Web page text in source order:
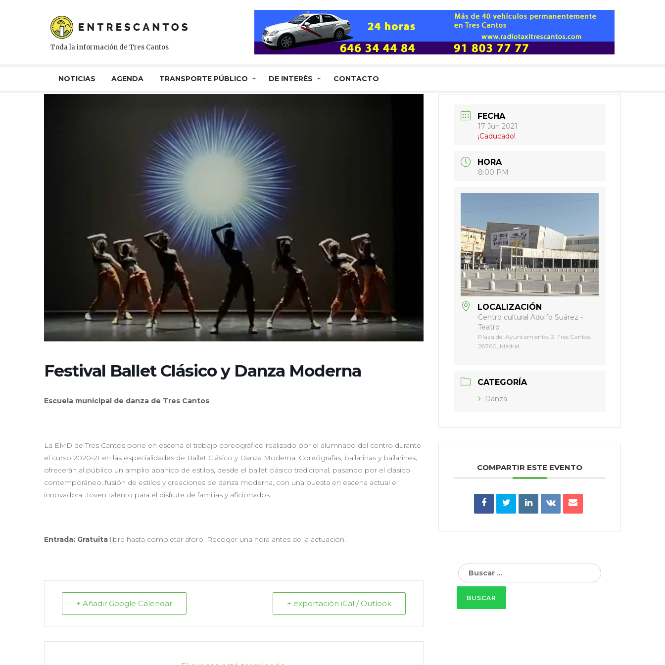
Toda la información de Tres Cantos
NOTICIAS AGENDA TRANSPORTE PÚBLICO DE INTERÉS CONTACTO
Festival Ballet Clásico y Danza Moderna
Escuela municipal de danza de Tres Cantos
La EMD de Tres Cantos pone en escena el trabajo coreográfico realizado por el alumnado del centro durante
el curso 2020-21 en las especialidades de Ballet Clásico y Danza Moderna. Coreógrafas, bailarinas y bailarines,
ofrecerán al público un amplio abanico de estilos, desde el ballet clásico tradicional, pasando por el clásico
contemporáneo, fusión de estilos y creaciones de danza moderna, con una puesta en escena actual e
innovadora. Joven talento para el disfrute de familias y aficionados.
Entrada: Gratuita libre hasta completar aforo. Recoger una hora antes de la actuación.
+ Añadir Google Calendar + exportación iCal / Outlook
FECHA
17 Jun 2021
¡Caducado!
HORA
8:00 PM
LOCALIZACIÓN
Centro cultural Adolfo Suárez -
Teatro
Plaza del Ayuntamiento, 2, Tres Cantos,
28760, Madrid
CATEGORÍA
Danza
COMPARTIR ESTE EVENTO
Buscar: